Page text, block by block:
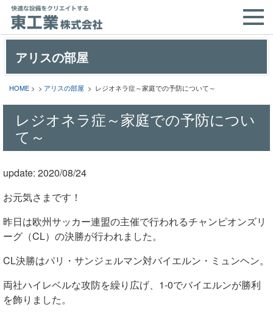
アリスの部屋
HOME > > アリスの部屋 > レジオネラ症～家庭での予防について～
レジオネラ症～家庭での予防につい
て～
update: 2020/08/24
お元気さまです！
昨日は欧州サッカー連盟の主催で行われるチャンピオンズリ
ーグ（CL）の決勝が行われました。
CL決勝はパリ・サンジェルマン対バイエルン・ミュンヘン。
両社ハイレベルな攻防を繰り広げ、1-0でバイエルンが勝利
を飾りました。